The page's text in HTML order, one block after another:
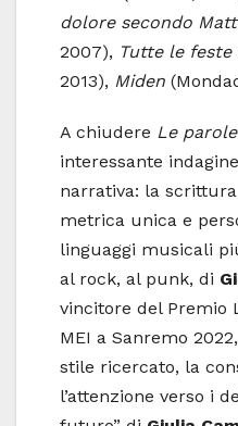
dolore secondo
2007), Tutte le feste
2013), Miden
A chiudere Le
interessante
narrativa: la
metrica unica e
linguaggi musicali
al rock, al punk, di
vincitore del Premio
MEI a Sanremo
stile ricercato, la
l’attenzione verso i